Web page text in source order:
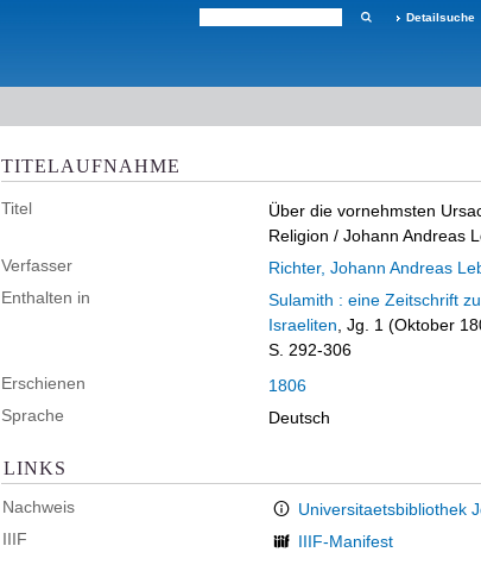
Detailsuche
TITELAUFNAHME
Titel
Über die vornehmsten
Religion / Johann Andreas
Verfasser
Richter, Johann Andreas
Enthalten in
Sulamith : eine Zeitschrift
Israeliten , Jg. 1 (Oktober
S. 292-306
Erschienen
1806
Sprache
Deutsch
LINKS
Nachweis
Universitaetsbibliothek
IIIF
IIIF-Manifest